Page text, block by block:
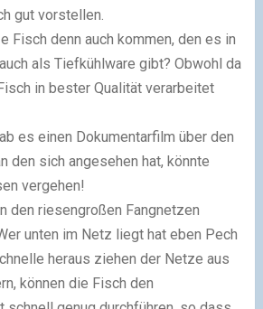
gut vorstellen.
Fisch denn auch kommen, den es in
als Tiefkühlware gibt? Obwohl da
in bester Qualität verarbeitet
es einen Dokumentarfilm über den
den sich angesehen hat, könnte
vergehen!
den riesengroßen Fangnetzen
unten im Netz liegt hat eben Pech
heraus ziehen der Netze aus
können die Fisch den